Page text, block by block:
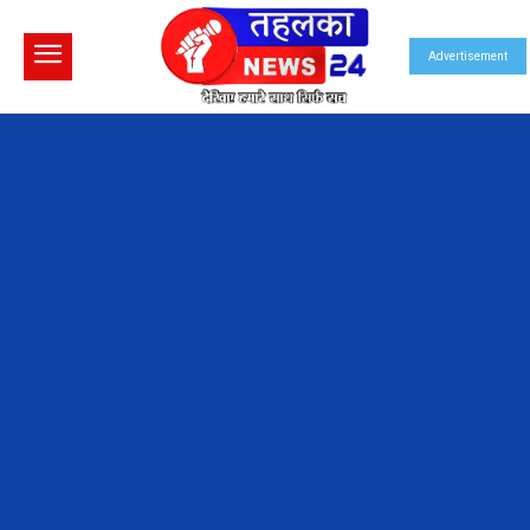
Advertisement